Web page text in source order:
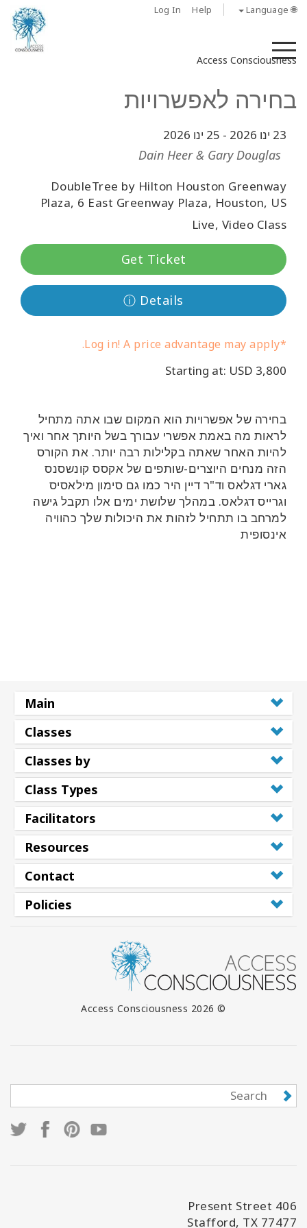
Log In Help 🌐 Language
Access Consciousness
בחירה לאפשרויות
23 ינו 2026 -
Dain Heer & Gary Douglas
DoubleTree by Hilton Houston Greenway
Plaza, 6 East Greenway Plaza, Houston, US
Live, Video Class
Get Ticket
ⓘ Details
*Log in! A price advantage may apply.
Starting at: USD 3,800
בחירה של אפשרויות הוא המקום שבו אתה מתחיל
לראות מה באמת אפשרי עבורך בשל היותך אחר ואיך
להיות האחר שאתה בקלילות רבה יותר. את הקורס
הזה מנחים היוצרים-שותפים של אקסס קונשסנס
גארי דגלאס וד"ר דיין היר כמו גם סימון מילאסיס
וגרייס דגלאס. במהלך שלושת ימים אלו תקבל גישה
למרחב בו תתחיל לזהות את היכולות שלך כהוויה
אינסופית
Main
Classes
Classes by
Class Types
Facilitators
Resources
Contact
Policies
© 2026 Access Consciousness
406 Present Street
Stafford, TX 77477